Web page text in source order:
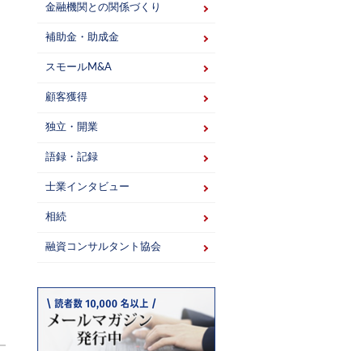
金融機関との関係づくり
補助金・助成金
スモールM&A
顧客獲得
独立・開業
語録・記録
士業インタビュー
相続
融資コンサルタント協会